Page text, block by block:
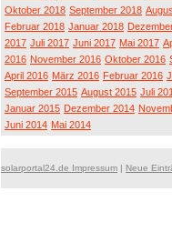
Oktober 2018 September 2018
Februar 2018 Januar 2018
2017 Juli 2017 Juni 2017 Mai 2017
2016 November 2016 Oktober 2016
April 2016 März 2016 Februar 2016
September 2015 August 2015 Juli
Januar 2015 Dezember 2014
Juni 2014 Mai 2014
solarportal24.de Impressum | Neue